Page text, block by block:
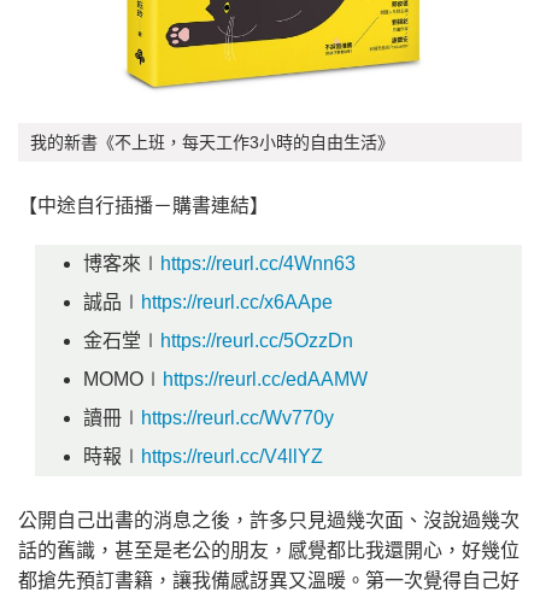
我的新書《不上班，每天工作3小時的自由生活》
【中途自行插播－購書連結】
博客來∣ https://reurl.cc/4Wnn63
誠品∣ https://reurl.cc/x6AApe
金石堂∣ https://reurl.cc/5OzzDn
MOMO∣ https://reurl.cc/edAAMW
讀冊∣ https://reurl.cc/Wv770y
時報∣ https://reurl.cc/V4llYZ
公開自己出書的消息之後，許多只見過幾次面、沒說過幾次
話的舊識，甚至是老公的朋友，感覺都比我還開心，好幾位
都搶先預訂書籍，讓我備感訝異又溫暖。第一次覺得自己好